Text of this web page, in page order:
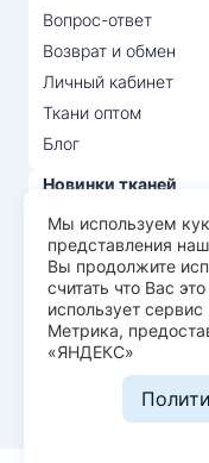
Вопрос-ответ
Возврат и обмен
Личный кабинет
Ткани оптом
Блог
Новинки тканей
Распродажа тканей
Лидеры продаж
© Арт Текс — продажа
Пользовательское
Политика
Разработка сайта —
Мы используем
представления
Вы продолжите
считать что Вас
использует
Метрика,
«ЯНДЕКС»